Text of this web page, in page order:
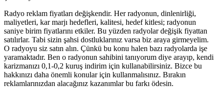
Radyo reklam fiyatları değişkendir. Her radyonun, dinlenirliği,
maliyetleri, kar marjı hedefleri, kalitesi, hedef kitlesi; radyonun
saniye birim fiyatlarını etkiler. Bu yüzden radyolar değişik fiyattan
satılırlar. Tabi sizin şahsi dostluklarınız varsa biz araya girmeyelim.
O radyoyu siz satın alın. Çünkü bu konu halen bazı radyolarda işe
yaramaktadır. Ben o radyonun sahibini tanıyorum diye arayıp, kendi
karizmanızı 0,1-0,2 kuruş indirim için kullanabilirsiniz. Bizce bu
hakkınızı daha önemli konular için kullanmalısınız. Bırakın
reklamlarınızdan alacağınız kazanımlar bu farkı ödesin.